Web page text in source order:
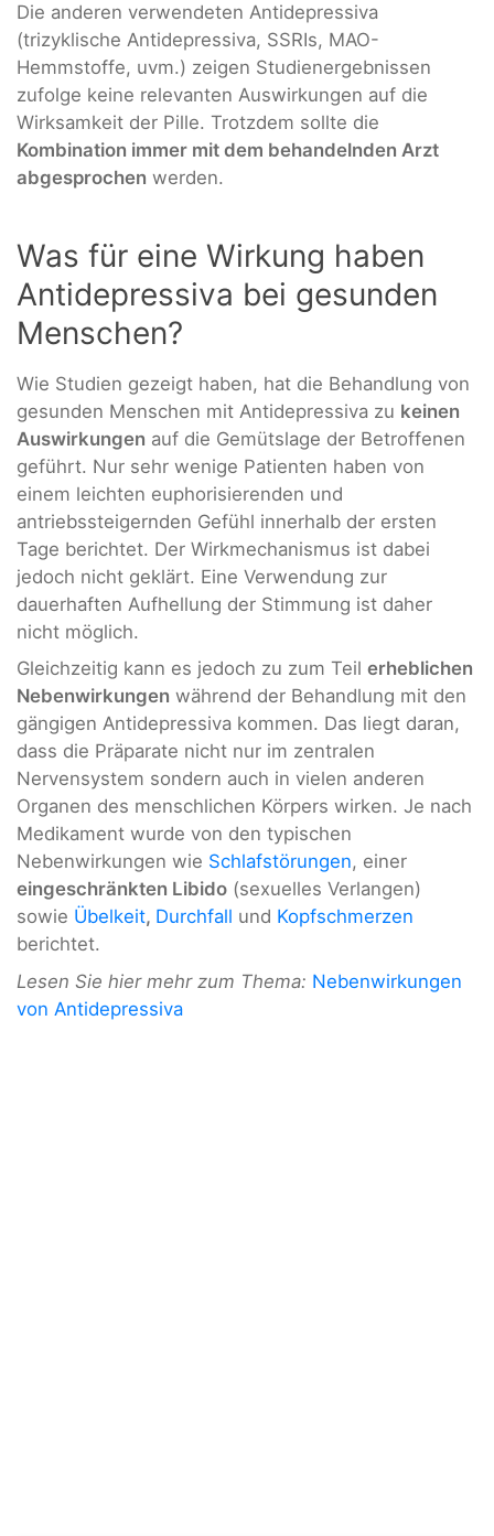
Die anderen verwendeten Antidepressiva
(trizyklische Antidepressiva, SSRIs, MAO-
Hemmstoffe, uvm.) zeigen Studienergebnissen
zufolge keine relevanten Auswirkungen auf die
Wirksamkeit der Pille. Trotzdem sollte die
Kombination immer mit dem behandelnden Arzt
abgesprochen werden.
Was für eine Wirkung haben
Antidepressiva bei gesunden
Menschen?
Wie Studien gezeigt haben, hat die Behandlung von
gesunden Menschen mit Antidepressiva zu keinen
Auswirkungen auf die Gemütslage der Betroffenen
geführt. Nur sehr wenige Patienten haben von
einem leichten euphorisierenden und
antriebssteigernden Gefühl innerhalb der ersten
Tage berichtet. Der Wirkmechanismus ist dabei
jedoch nicht geklärt. Eine Verwendung zur
dauerhaften Aufhellung der Stimmung ist daher
nicht möglich.
Gleichzeitig kann es jedoch zu zum Teil erheblichen
Nebenwirkungen während der Behandlung mit den
gängigen Antidepressiva kommen. Das liegt daran,
dass die Präparate nicht nur im zentralen
Nervensystem sondern auch in vielen anderen
Organen des menschlichen Körpers wirken. Je nach
Medikament wurde von den typischen
Nebenwirkungen wie Schlafstörungen, einer
eingeschränkten Libido (sexuelles Verlangen)
sowie Übelkeit, Durchfall und Kopfschmerzen
berichtet.
Lesen Sie hier mehr zum Thema: Nebenwirkungen
von Antidepressiva